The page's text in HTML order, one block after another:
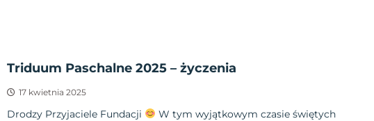
Triduum Paschalne 2025 – życzenia
17 kwietnia 2025
Drodzy Przyjaciele Fundacji
W tym wyjątkowym czasie świętych